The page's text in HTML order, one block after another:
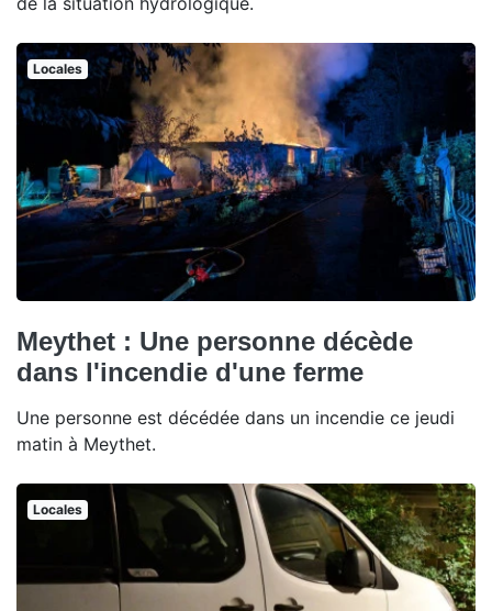
Locales
Meythet : Une personne décède
dans l'incendie d'une ferme
Une personne est décédée dans un incendie ce jeudi
matin à Meythet.
Locales